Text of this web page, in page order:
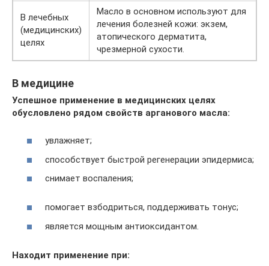
В лечебных
(медицинских)
целях
Масло в основном используют для
лечения болезней кожи: экзем,
атопического дерматита,
чрезмерной сухости.
В медицине
Успешное применение в медицинских целях
обусловлено рядом свойств арганового масла:
увлажняет;
способствует быстрой регенерации эпидермиса;
снимает воспаления;
помогает взбодриться, поддерживать тонус;
является мощным антиоксидантом.
Находит применение при: